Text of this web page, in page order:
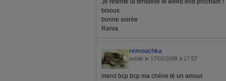
Je retente la tentative le weed end prochain !
bisous
bonne soirée
Rania
remouchka
publié le 17/02/2008 à 17:57
merci bcp bcp ma chérie té un amour